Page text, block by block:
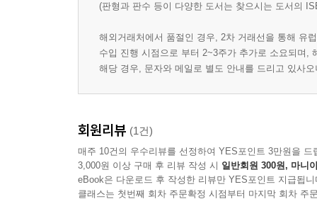
(판형과 판수 등이 다양한 도서는 찾으시는 도서의
해외거래처에서 품절인 경우, 2차 거래선을 통해 유
수입 진행 시점으로 부터 2~3주가 추가로 소요되며,
해당 경우, 문자와 메일로 별도 안내를 드리고 있사
회원리뷰 (1건)
매주 10건의 우수리뷰를 선정하여 YES포인트 3만원을 드
3,000원 이상 구매 후 리뷰 작성 시 일반회원 300원, 마니
eBook은 다운로드 후 작성한 리뷰만 YES포인트 지급됩니
클래스는 첫번째 회차 주문확정 시점부터 마지막 회차 주